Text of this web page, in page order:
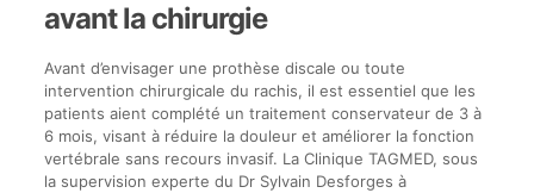
avant la chirurgie
Avant d’envisager une prothèse discale ou toute
intervention chirurgicale du rachis, il est essentiel que les
patients aient complété un traitement conservateur de 3 à
6 mois, visant à réduire la douleur et améliorer la fonction
vertébrale sans recours invasif. La Clinique TAGMED, sous
la supervision experte du Dr Sylvain Desforges à